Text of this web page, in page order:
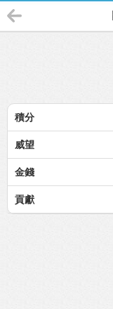
積分
威望
金錢
貢獻